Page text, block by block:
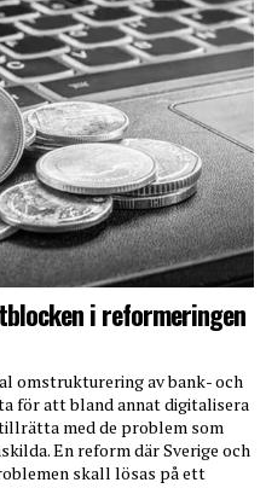
i reformeringen
omstrukturering av bank- och
för att bland annat digitalisera
med de problem som
En reform där Sverige och
skall lösas på ett